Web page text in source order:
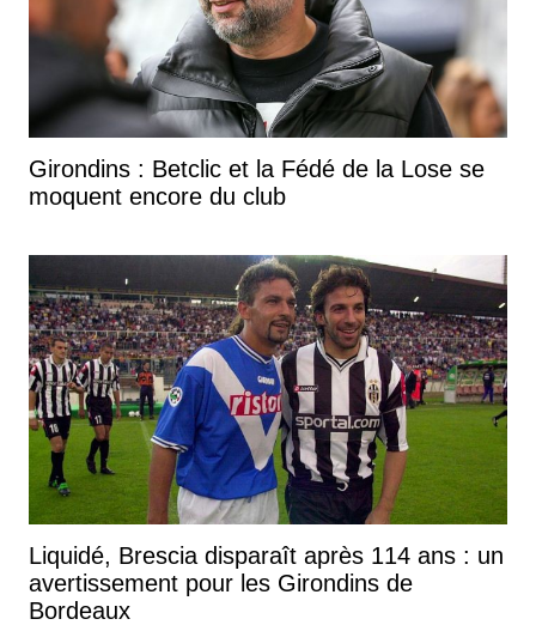
Girondins : Betclic et la Fédé de la Lose se
moquent encore du club
Liquidé, Brescia disparaît après 114 ans : un
avertissement pour les Girondins de
Bordeaux